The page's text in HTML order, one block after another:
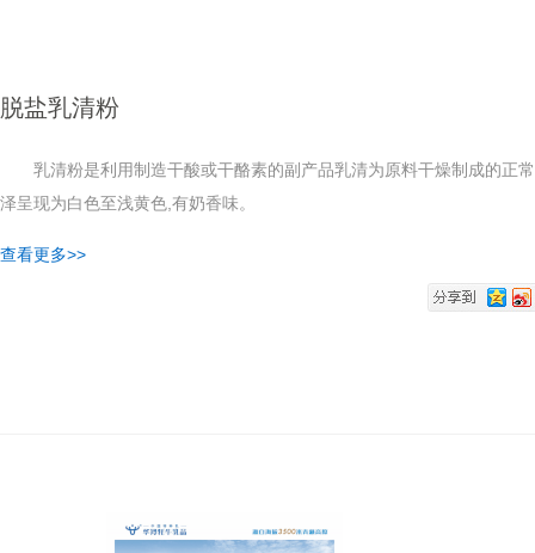
脱盐乳清粉
乳清粉是利用制造干酸或干酪素的副产品乳清为原料干燥制成的正
泽呈现为白色至浅黄色,有奶香味。
查看更多>>